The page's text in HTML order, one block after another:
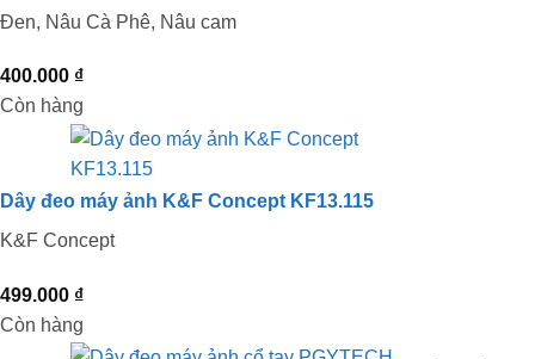
Đen, Nâu Cà Phê, Nâu cam
400.000 ₫
Còn hàng
Dây đeo máy ảnh K&F Concept KF13.115
K&F Concept
499.000 ₫
Còn hàng